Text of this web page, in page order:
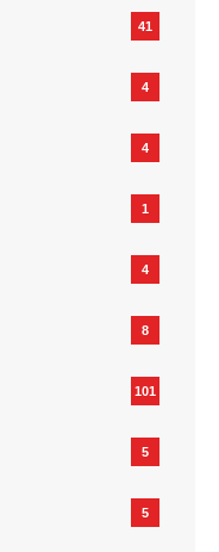
41
4
4
1
4
8
101
5
5